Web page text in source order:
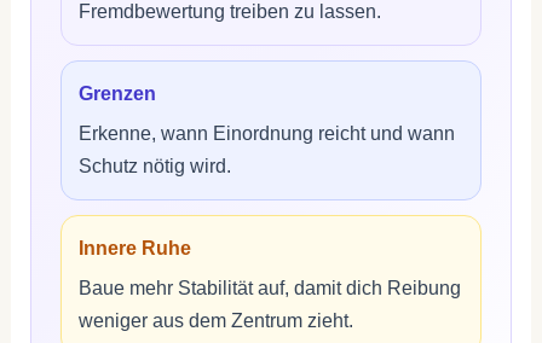
Fremdbewertung treiben zu lassen.
Grenzen
Erkenne, wann Einordnung reicht und wann
Schutz nötig wird.
Innere Ruhe
Baue mehr Stabilität auf, damit dich Reibung
weniger aus dem Zentrum zieht.